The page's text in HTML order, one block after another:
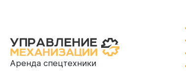
Аренда спецтехники